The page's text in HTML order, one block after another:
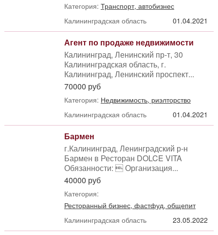
Категория: Транспорт, автобизнес
Калининградская область
01.04.2021
Агент по продаже недвижимости
Калининград, Ленинский пр-т, 30
Калининградская область, г.
Калининград, Ленинский проспект...
70000 руб
Категория: Недвижимость, риэлторство
Калининградская область
01.04.2021
Бармен
г.Калининград, Ленинградский р-н
Бармен в Ресторан DOLCE VITA
Обязанности:  Организация...
40000 руб
Категория:
Ресторанный бизнес, фастфуд, общепит
Калининградская область
23.05.2022